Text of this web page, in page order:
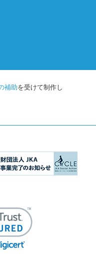
補助を受けて制作し